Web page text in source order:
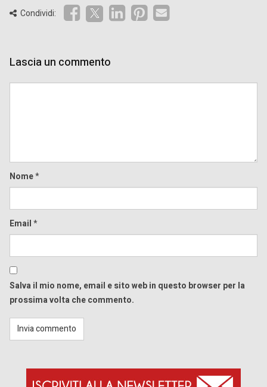
Condividi:
Lascia un commento
Nome*
Email*
Salva il mio nome, email e sito web in questo browser per la
prossima volta che commento.